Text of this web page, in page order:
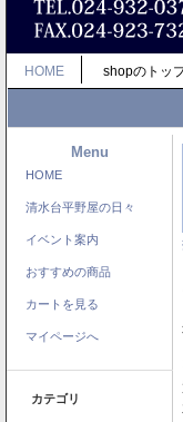
HOME shopのトッ
Menu
HOME
清水台平野屋の日々
イベント案内
おすすめの商品
カートを見る
マイページへ
カテゴリ